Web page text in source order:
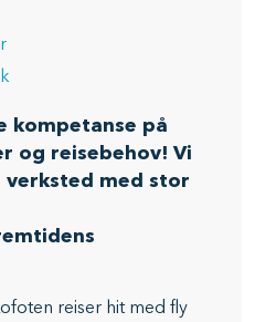
kompetanse på
og reisebehov! Vi
med stor
reiser hit med fly